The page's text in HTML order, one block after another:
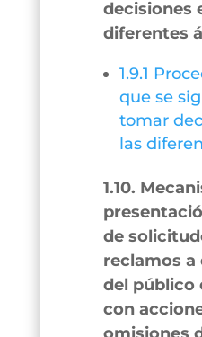
decisiones
diferentes
1.9.1
que se
tomar
las
1.10.
de
reclamos a
del público
con